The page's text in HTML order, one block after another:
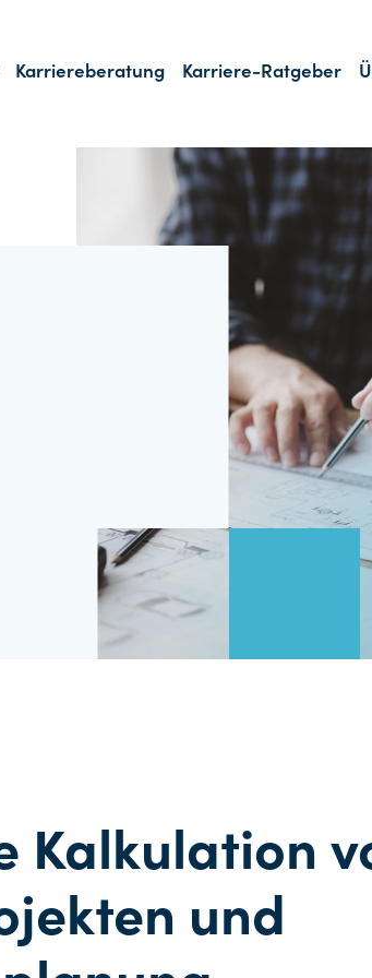
Karriereberatung Karriere-Ratgeber
Kalkulation
und